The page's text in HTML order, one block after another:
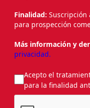
Finalidad: Suscripción
para prospección
Más información y
privacidad.
Acepto el
para la finalidad